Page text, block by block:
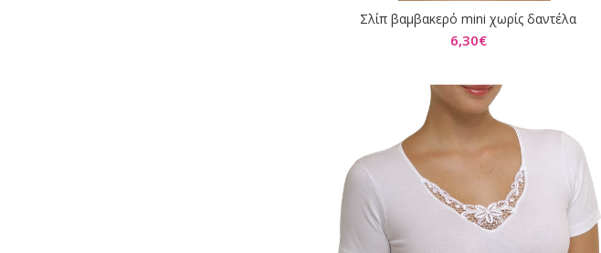
ΕΠΙΛΟΓΉ
Σλίπ βαμβακερό mini χωρίς δαντέλα
6,30€